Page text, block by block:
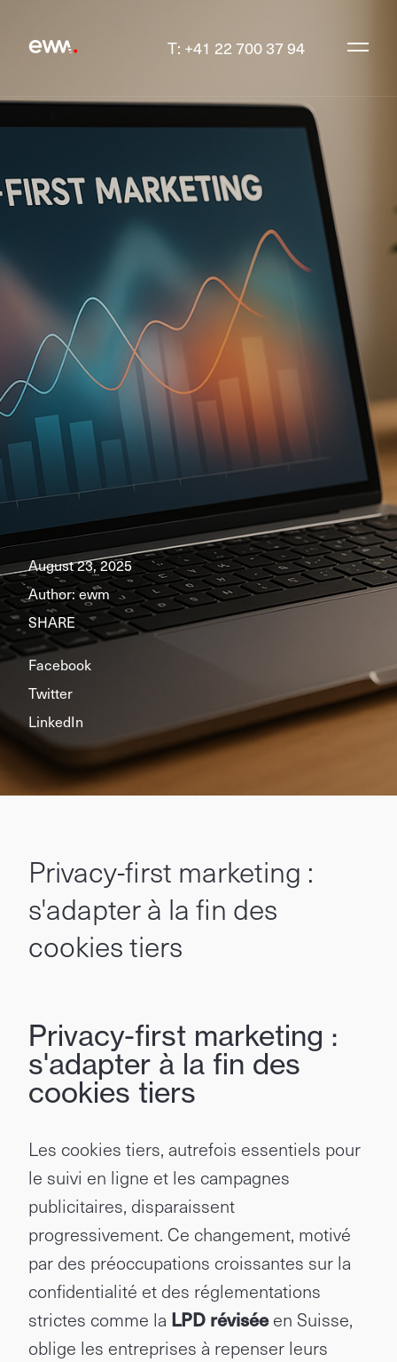
T: +41 22 700 37 94
August 23, 2025
Author:ewm
SHARE
Facebook
Twitter
LinkedIn
Privacy-first marketing :
s'adapter à la fin des
cookies tiers
Privacy-first marketing :
s'adapter à la fin des
cookies tiers
Les cookies tiers, autrefois essentiels pour
le suivi en ligne et les campagnes
publicitaires, disparaissent
progressivement. Ce changement, motivé
par des préoccupations croissantes sur la
confidentialité et des réglementations
strictes comme la LPD réviséeen Suisse,
oblige les entreprises à repenser leurs